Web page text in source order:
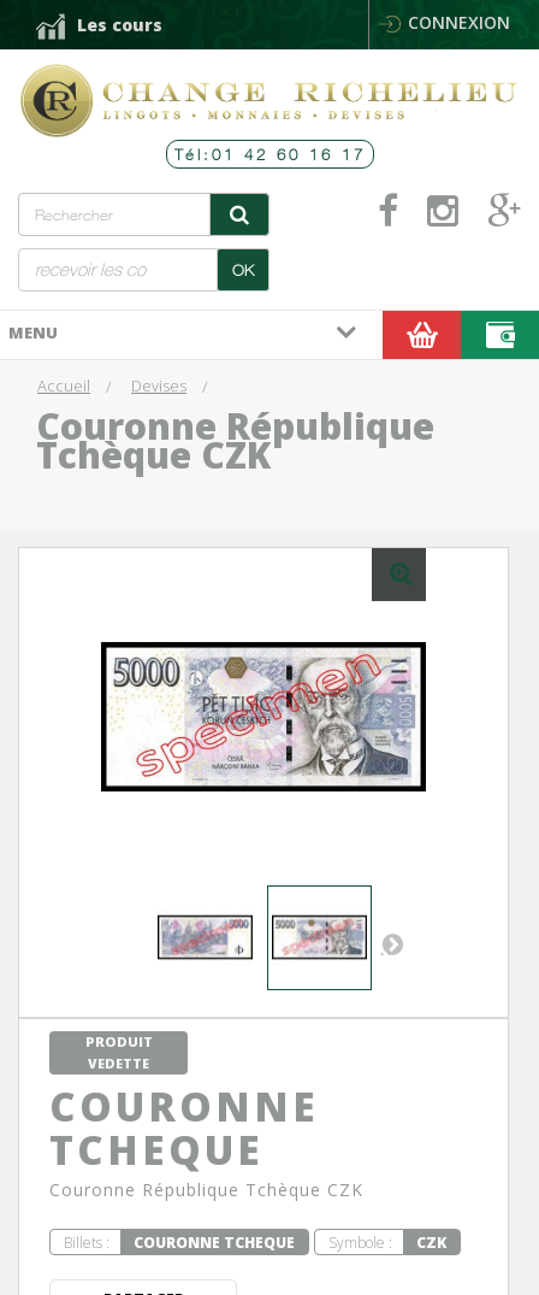
CONNEXION
Les cours
Tél:01 42 60 16 17
OK
MENU
Accueil Devises
Couronne République
Tchèque CZK
Next
PRODUIT
VEDETTE
COURONNE
TCHEQUE
Couronne République Tchèque CZK
Billets : COURONNE TCHEQUE Symbole : CZK